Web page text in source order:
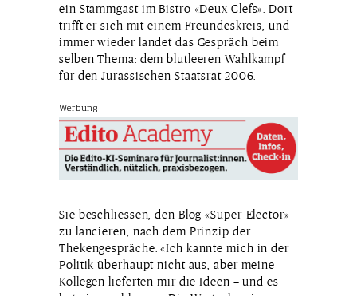
ein Stammgast im Bistro «Deux Clefs». Dort
trifft er sich mit einem Freundeskreis, und
immer wieder landet das Gespräch beim
selben Thema: dem blutleeren Wahlkampf
für den Jurassischen Staatsrat 2006.
Werbung
Sie beschliessen, den Blog «Super-Elector»
zu lancieren, nach dem Prinzip der
Thekengespräche. «Ich kannte mich in der
Politik überhaupt nicht aus, aber meine
Kollegen lieferten mir die Ideen – und es